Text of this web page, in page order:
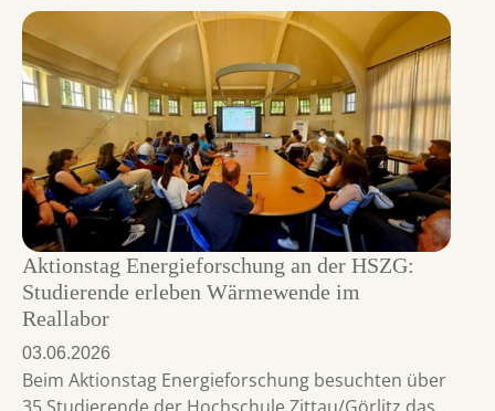
Aktionstag Energieforschung an der HSZG:
Studierende erleben Wärmewende im
Reallabor
03.06.2026
Beim Aktionstag Energieforschung besuchten über